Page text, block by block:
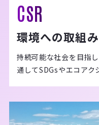
CSR
環境への取組み
持続可能な社会を目指
通してSDGsやエコアク